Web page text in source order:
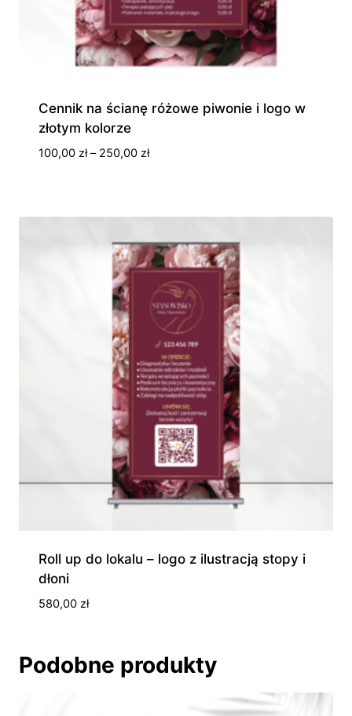
Cennik na ścianę różowe piwonie i logo w
złotym kolorze
100,00 zł – 250,00 złZakres
250,00 zł
Roll up do lokalu – logo z ilustracją stopy i
dłoni
580,00 zł
Podobne produkty